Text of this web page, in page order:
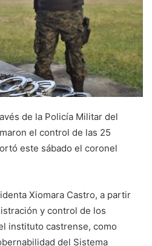
de la Policía Militar del
el control de las 25
este sábado el coronel
Xiomara Castro, a partir
y control de los
instituto castrense, como
del Sistema